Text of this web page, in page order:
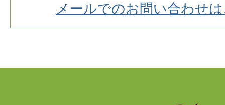
メールでのお問い合わせ